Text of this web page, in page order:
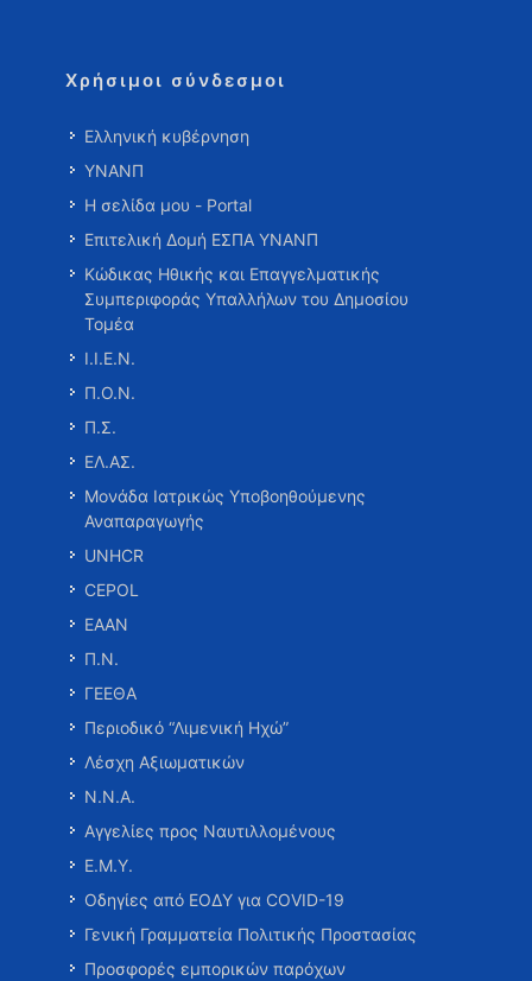
Χρήσιμοι σύνδεσμοι
Ελληνική κυβέρνηση
ΥΝΑΝΠ
Η σελίδα μου - Portal
Επιτελική Δομή ΕΣΠΑ ΥΝΑΝΠ
Κώδικας Ηθικής και Επαγγελματικής
Συμπεριφοράς Υπαλλήλων του Δημοσίου
Τομέα
Ι.Ι.Ε.Ν.
Π.Ο.Ν.
Π.Σ.
ΕΛ.ΑΣ.
Μονάδα Ιατρικώς Υποβοηθούμενης
Αναπαραγωγής
UNHCR
CEPOL
ΕΑΑΝ
Π.Ν.
ΓΕΕΘΑ
Περιοδικό “Λιμενική Ηχώ”
Λέσχη Αξιωματικών
Ν.Ν.Α.
Αγγελίες προς Ναυτιλλομένους
Ε.Μ.Υ.
Οδηγίες από ΕΟΔΥ για COVID-19
Γενική Γραμματεία Πολιτικής Προστασίας
Προσφορές εμπορικών παρόχων